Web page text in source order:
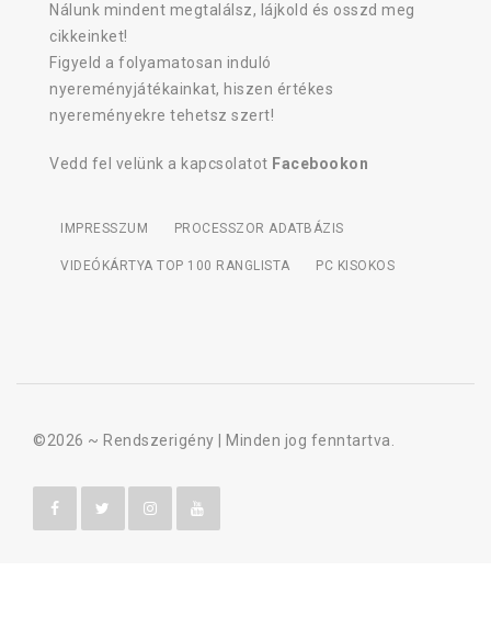
Nálunk mindent megtalálsz, lájkold és osszd meg
cikkeinket!
Figyeld a folyamatosan induló
nyereményjátékainkat, hiszen értékes
nyereményekre tehetsz szert!
Vedd fel velünk a kapcsolatot Facebookon
IMPRESSZUM PROCESSZOR ADATBÁZIS
VIDEÓKÁRTYA TOP 100 RANGLISTA PC KISOKOS
©2026 ~ Rendszerigény | Minden jog fenntartva.